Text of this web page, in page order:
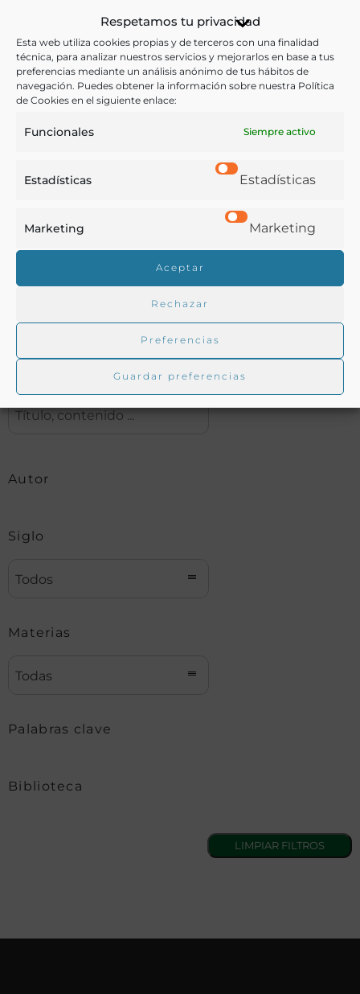
Respetamos tu privacidad
Esta web utiliza cookies propias y de terceros con una finalidad
técnica, para analizar nuestros servicios y mejorarlos en base a tus
preferencias mediante un análisis anónimo de tus hábitos de
navegación. Puedes obtener la información sobre nuestra Política
de Cookies en el siguiente enlace:
Funcionales Siempre activo
Estadísticas Estadísticas
Marketing Marketing
Aceptar
Rechazar
Preferencias
Guardar preferencias
Enseñanza,Legislación
Ver más libros con las palabras clave:
Enseñanza,Escuelas,España,Legislación
Buscar en la biblioteca
Biblioteca digital Duque de Ahumada
Autor
Siglo
Todos
Materias
Todas
Palabras clave
Biblioteca